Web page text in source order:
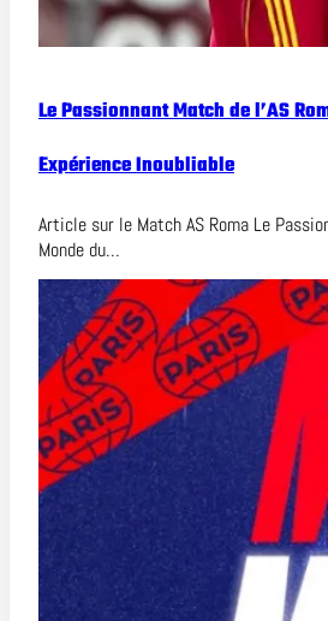
Le Passionnant Match de l’AS
Expérience Inoubliable
Article sur le Match AS Roma Le
Monde du…